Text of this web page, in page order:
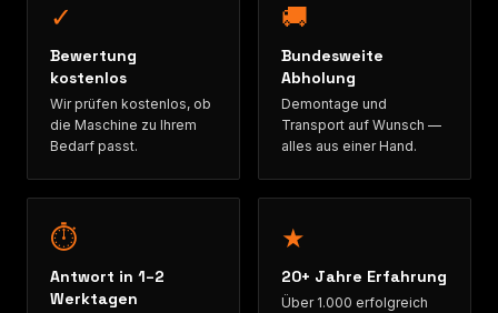
✓
Bewertung
kostenlos
Wir prüfen kostenlos, ob
die Maschine zu Ihrem
Bedarf passt.
🚚
Bundesweite
Abholung
Demontage und
Transport auf Wunsch —
alles aus einer Hand.
⏱
Antwort in 1–2
Werktagen
★
20+ Jahre Erfahrung
Über 1.000 erfolgreich